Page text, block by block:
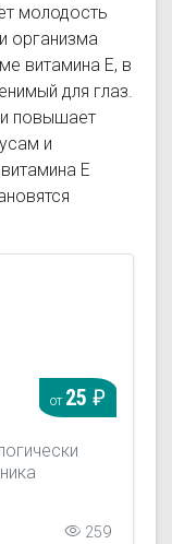
молодость
организма
витамина Е, в
для глаз.
и повышает
и
Е
от 25
259